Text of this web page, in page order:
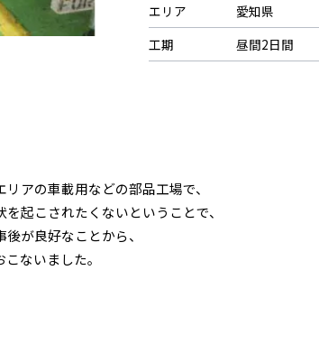
エリア
愛知県
工期
昼間2日間
アの車載用などの部品工場で、
起こされたくないということで、
が良好なことから、
ないました。